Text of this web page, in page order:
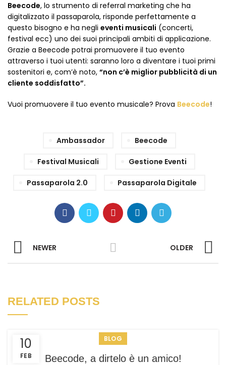
Beecode, lo strumento di referral marketing che ha
digitalizzato il passaparola, risponde perfettamente a
questo bisogno e ha negli eventi musicali (concerti,
festival ecc) uno dei suoi principali ambiti di applicazione.
Grazie a Beecode potrai promuovere il tuo evento
attraverso i tuoi utenti: saranno loro a diventare i tuoi primi
sostenitori e, com’è noto, “non c’è miglior pubblicità di un
cliente soddisfatto”.
Vuoi promuovere il tuo evento musicale? Prova Beecode!
Ambassador Beecode
Festival Musicali Gestione Eventi
Passaparola 2.0 Passaparola Digitale
NEWER OLDER
RELATED POSTS
10
FEB
BLOG
Beecode, a dirtelo è un amico!